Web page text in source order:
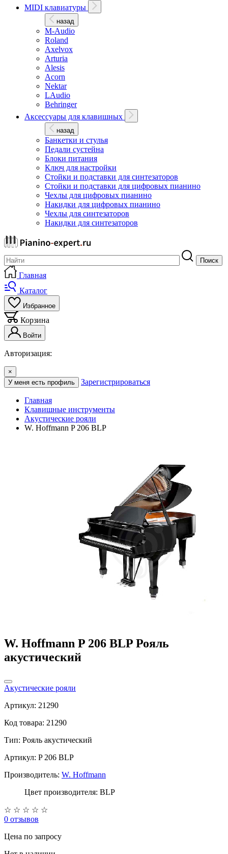
MIDI клавиатуры
назад
M-Audio
Roland
Axelvox
Arturia
Alesis
Acorn
Nektar
LAudio
Behringer
Аксессуары для клавишных
назад
Банкетки и стулья
Педали сустейна
Блоки питания
Ключ для настройки
Стойки и подставки для синтезаторов
Стойки и подставки для цифровых пианино
Чехлы для цифровых пианино
Накидки для цифровых пианино
Чехлы для синтезаторов
Накидки для синтезаторов
Поиск
Главная
Каталог
Избранное
Корзина
Войти
Авторизация:
×
У меня есть профиль
Зарегистрироваться
Главная
Клавишные инструменты
Акустические рояли
W. Hoffmann P 206 BLP
W. Hoffmann P 206 BLP Рояль
акустический
Акустические рояли
Артикул: 21290
Код товара: 21290
Тип: Рояль акустический
Артикул: P 206 BLP
Производитель: W. Hoffmann
Цвет производителя: BLP
☆ ☆ ☆ ☆ ☆
0 отзывов
Цена по запросу